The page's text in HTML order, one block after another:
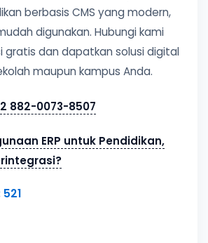
berbasis CMS yang modern,
digunakan. Hubungi kami
gratis dan dapatkan solusi digital
maupun kampus Anda.
882-0073-8507
ERP untuk Pendidikan,
521